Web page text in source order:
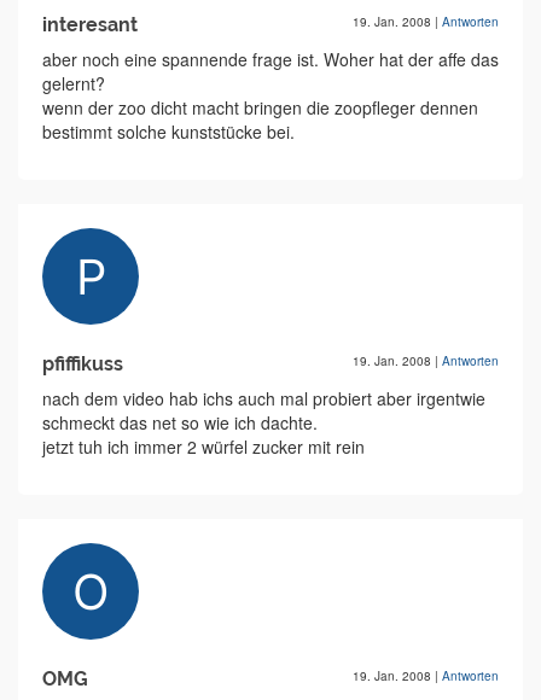
interesant 19. Jan. 2008 | Antworten
aber noch eine spannende frage ist. Woher hat der affe das
gelernt?
wenn der zoo dicht macht bringen die zoopfleger dennen
bestimmt solche kunststücke bei.
pfiffikuss 19. Jan. 2008 | Antworten
nach dem video hab ichs auch mal probiert aber irgentwie
schmeckt das net so wie ich dachte.
jetzt tuh ich immer 2 würfel zucker mit rein
OMG 19. Jan. 2008 | Antworten